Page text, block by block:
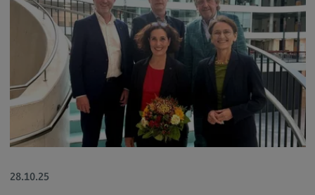
Personal finden
Personal entwickeln
Personal binden
Business Hacks
Newsletter für Duale Partner
FAQ
28.10.25